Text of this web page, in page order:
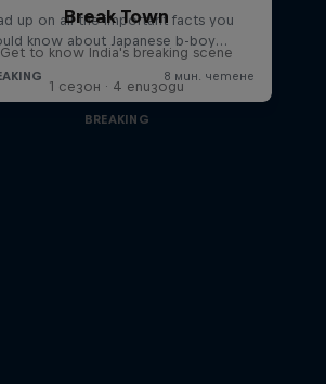
Break Town
Get to know India's breaking scene
1 сезон · 4 епизоди
BREAKING